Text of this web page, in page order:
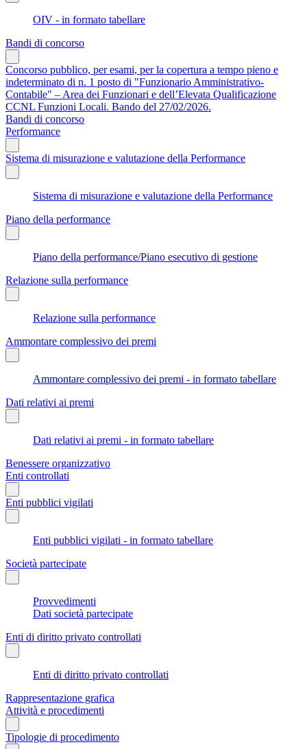
OIV - in formato tabellare
Bandi di concorso
Concorso pubblico, per esami, per la copertura a tempo pieno e
indeterminato di n. 1 posto di "Funzionario Amministrativo-
Contabile" – Area dei Funzionari e dell’Elevata Qualificazione
CCNL Funzioni Locali. Bando del 27/02/2026.
Bandi di concorso
Performance
Sistema di misurazione e valutazione della Performance
Sistema di misurazione e valutazione della Performance
Piano della performance
Piano della performance/Piano esecutivo di gestione
Relazione sulla performance
Relazione sulla performance
Ammontare complessivo dei premi
Ammontare complessivo dei premi - in formato tabellare
Dati relativi ai premi
Dati relativi ai premi - in formato tabellare
Benessere organizzativo
Enti controllati
Enti pubblici vigilati
Enti pubblici vigilati - in formato tabellare
Società partecipate
Provvedimenti
Dati società partecipate
Enti di diritto privato controllati
Enti di diritto privato controllati
Rappresentazione grafica
Attività e procedimenti
Tipologie di procedimento